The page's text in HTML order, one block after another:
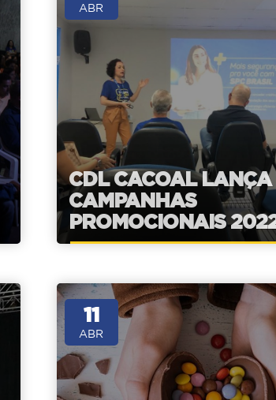
ABR
CDL CACOAL LANÇA
CAMPANHAS
PROMOCIONAIS
11
ABR